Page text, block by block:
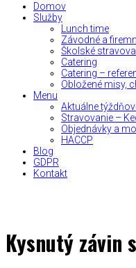
Domov
Služby
Lunch time
Závodné a
Školské
Catering
Catering –
Obložené misy,
Menu
Aktuálne
Stravovanie –
Objednávky a
HACCP
Blog
GDPR
Kontakt
Kysnutý závin